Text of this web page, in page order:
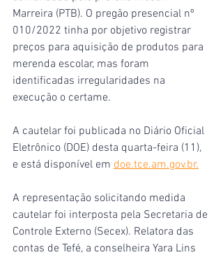
Marreira (PTB). O pregão presencial nº
010/2022 tinha por objetivo registrar
preços para aquisição de produtos para
merenda escolar, mas foram
identificadas irregularidades na
execução o certame.
A cautelar foi publicada no Diário Oficial
Eletrônico (DOE) desta quarta-feira (11),
e está disponível em doe.tce.am.gov.br.
A representação solicitando medida
cautelar foi interposta pela Secretaria de
Controle Externo (Secex). Relatora das
contas de Tefé, a conselheira Yara Lins